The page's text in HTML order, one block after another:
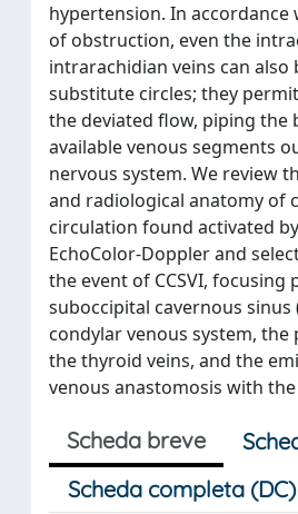
hypertension. In
of obstruction, even the
intrarachidian veins can also
substitute circles; they
the deviated flow, piping the
available venous segments
nervous system. We review
and radiological anatomy of
circulation found activated
EchoColor-Doppler and
the event of CCSVI,
suboccipital cavernous sinus
condylar venous system, the
the thyroid veins, and the
venous anastomosis with
Scheda breve
Scheda completa (DC)